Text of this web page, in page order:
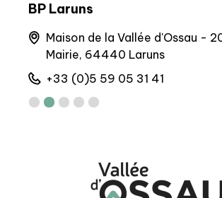
BP Laruns
Maison de la Vallée d'Ossau -
Mairie, 64440 Laruns
+33 (0)5 59 05 31 41